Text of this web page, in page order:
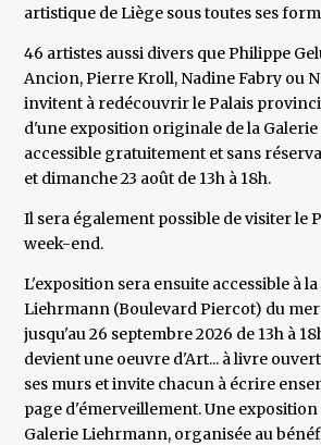
artistique de Liège sous toutes ses
46 artistes aussi divers que Philippe
Ancion, Pierre Kroll, Nadine Fabry ou
invitent à redécouvrir le Palais
d'une exposition originale de la
accessible gratuitement et sans
et dimanche 23 août de 13h à 18h.
Il sera également possible de visiter le
week-end.
L'exposition sera ensuite accessible à
Liehrmann (Boulevard Piercot) du
jusqu'au 26 septembre 2026 de 13h à
devient une oeuvre d'Art... à livre
ses murs et invite chacun à écrire
page d'émerveillement. Une
Galerie Liehrmann, organisée au